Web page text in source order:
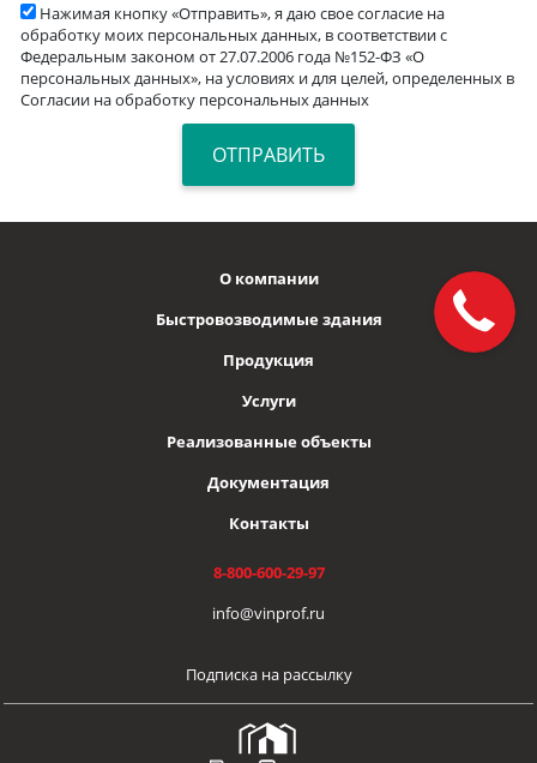
Нажимая кнопку «Отправить», я даю свое согласие на
обработку моих персональных данных, в соответствии с
Федеральным законом от 27.07.2006 года №152-ФЗ «О
персональных данных», на условиях и для целей, определенных в
Согласии на обработку персональных данных
О компании
Быстровозводимые здания
Продукция
Услуги
Реализованные объекты
Документация
Контакты
8-800-600-29-97
info@vinprof.ru
Подписка на рассылку